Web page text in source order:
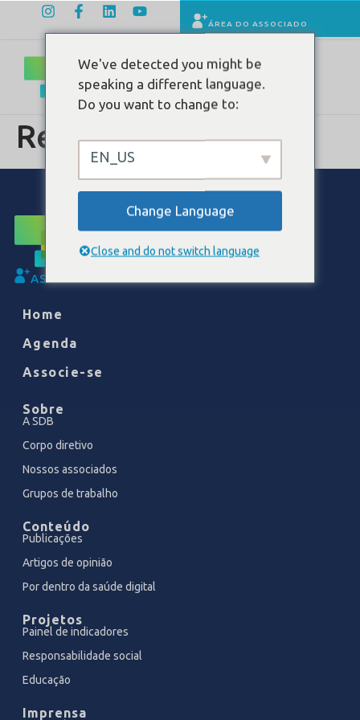
ÁREA DO ASSOCIADO
Rede Mais Sáude
ASSOCIE-SE
Home
Agenda
Associe-se
Sobre
A SDB
Corpo diretivo
Nossos associados
Grupos de trabalho
Conteúdo
Publicações
Artigos de opinião
Por dentro da saúde digital
Projetos
Painel de indicadores
Responsabilidade social
Educação
Imprensa
We've detected you might be
speaking a different language.
Do you want to change to:
EN_US
Change Language
Close and do not switch language